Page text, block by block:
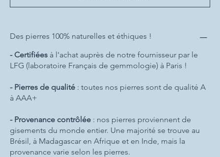
Des pierres 100% naturelles et éthiques !
- Certifiées à l'achat auprès de notre fournisseur par le
LFG (laboratoire Français de gemmologie) à Paris !
- Pierres de qualité : toutes nos pierres sont de qualité A
à AAA+
- Provenance contrôlée : nos pierres proviennent de
gisements du monde entier. Une majorité se trouve au
Brésil, à Madagascar en Afrique et en Inde, mais la
provenance varie selon les pierres.